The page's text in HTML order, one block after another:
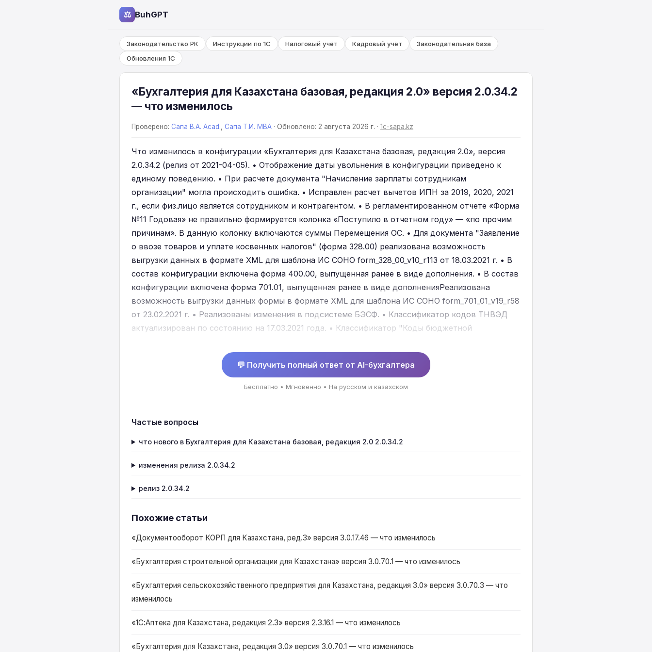
⚖ BuhGPT
Законодательство РК Инструкции по 1С Налоговый учёт Кадровый учёт
Законодательная база
Обновления 1С
«Бухгалтерия для Казахстана базовая, редакция 2.0» версия 2.0.34.2
— что изменилось
Проверено: Сапа В.А. Acad. Сапа Т.И. MBA · Обновлено: 2 августа 2026 г. · 1c-sapa.kz
Что изменилось в конфигурации «Бухгалтерия для Казахстана базовая, редакция 2.0», версия
2.0.34.2 (релиз от 2021-04-05). • Отображение даты увольнения в конфигурации приведено к
единому поведению. • При расчете документа "Начисление зарплаты сотрудникам
организации" могла происходить ошибка. • Исправлен расчет вычетов ИПН за 2019, 2020, 2021
г., если физ.лицо является сотрудником и контрагентом. • В регламентированном отчете «Форма
№11 Годовая» не правильно формируется колонка «Поступило в отчетном году» — «по прочим
причинам». В данную колонку включаются суммы Перемещения ОС. • Для документа "Заявление
о ввозе товаров и уплате косвенных налогов" (форма 328.00) реализована возможность
выгрузки данных в формате XML для шаблона ИС СОНО form_328_00_v10_r113 от 18.03.2021 г. • В
состав конфигурации включена форма 400.00, выпущенная ранее в виде дополнения. • В состав
конфигурации включена форма 701.01, выпущенная ранее в виде дополненияРеализована
возможность выгрузки данных формы в формате XML для шаблона ИС СОНО form_701_01_v19_r58
от 23.02.2021 г. • Реализованы изменения в подсистеме БЭСФ. • Классификатор кодов ТНВЭД
актуализирован по состоянию на 17.03.2021 года. • Классификатор "Коды бюджетной
актуализирован по состоянию на 16.12.2020 года. • Классификатор КОФ актуализирован по
состоянию на 01.01.2021 года. • Актуализирован классификатор банков по состоянию на
💬 Получить полный ответ от AI-бухгалтера
Бесплатно • Мгновенно • На русском и казахском
Частые вопросы
что нового в Бухгалтерия для Казахстана базовая, редакция 2.0 2.0.34.2
изменения релиза 2.0.34.2
релиз 2.0.34.2
Похожие статьи
«Документооборот КОРП для Казахстана, ред.3» версия 3.0.17.46 — что изменилось
«Бухгалтерия строительной организации для Казахстана» версия 3.0.70.1 — что изменилось
«Бухгалтерия сельскохозяйственного предприятия для Казахстана, редакция 3.0» версия 3.0.70.3 — что
изменилось
«1С:Аптека для Казахстана, редакция 2.3» версия 2.3.16.1 — что изменилось
«Бухгалтерия для Казахстана, редакция 3.0» версия 3.0.70.1 — что изменилось